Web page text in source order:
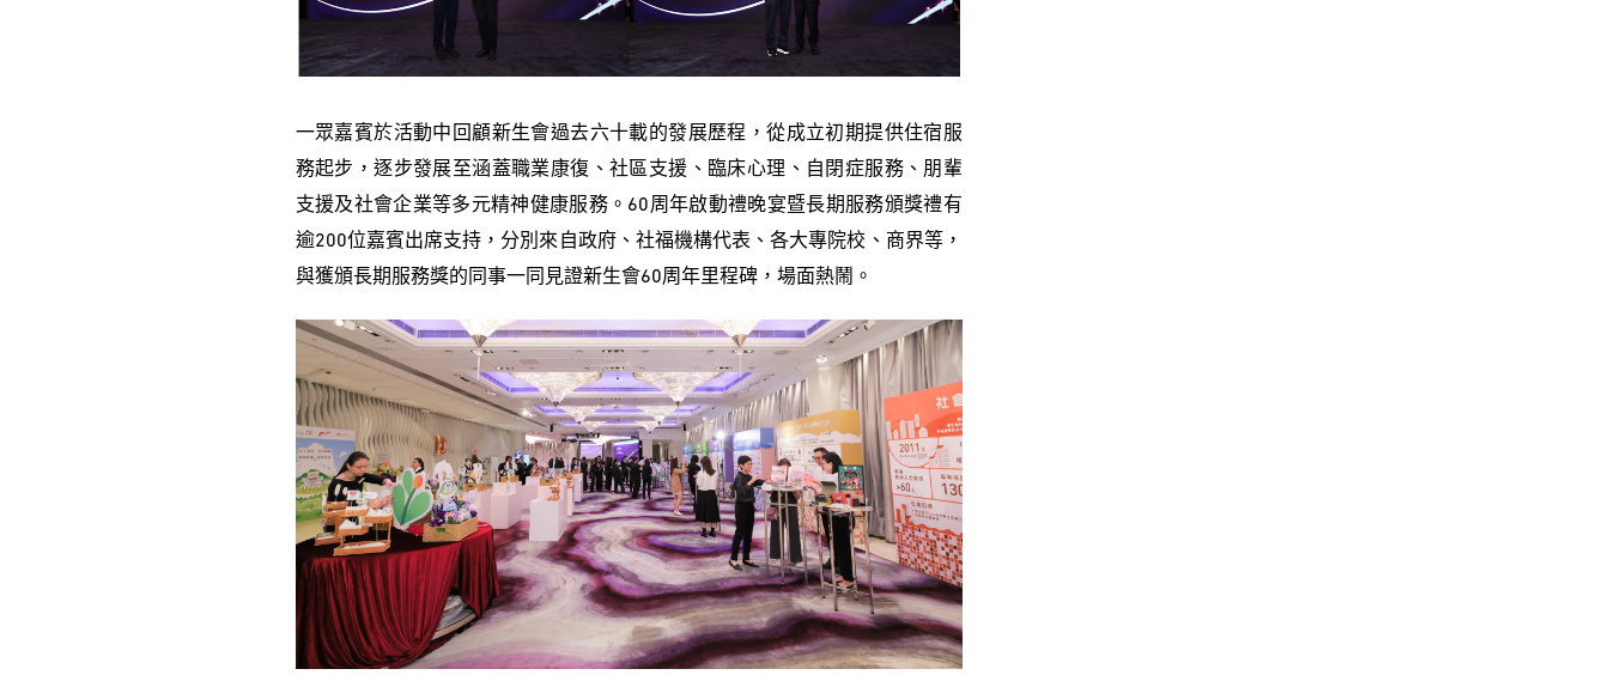
一眾嘉賓於活動中回顧新生會過去六十載的發展歷程，從成立初期提供住宿服
務起步，逐步發展至涵蓋職業康復、社區支援、臨床心理、自閉症服務、朋輩
支援及社會企業等多元精神健康服務。60周年啟動禮晚宴暨長期服務頒獎禮有
逾200位嘉賓出席支持，分別來自政府、社福機構代表、各大專院校、商界等，
與獲頒長期服務獎的同事一同見證新生會60周年里程碑，場面熱鬧。